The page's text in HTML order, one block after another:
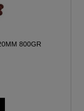
800GR